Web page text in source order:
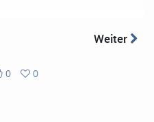
Weiter
0
0